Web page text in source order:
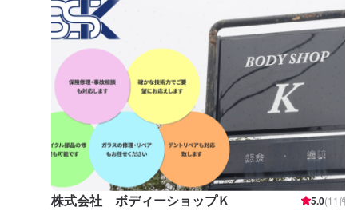
株式会社 ボディーショップＫ 5.0(11件)